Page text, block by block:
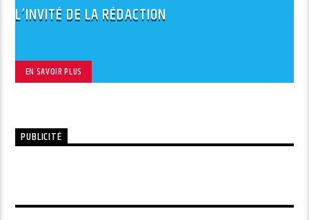
L’INVITÉ DE LA RÉDACTION
EN SAVOIR PLUS
PUBLICITÉ